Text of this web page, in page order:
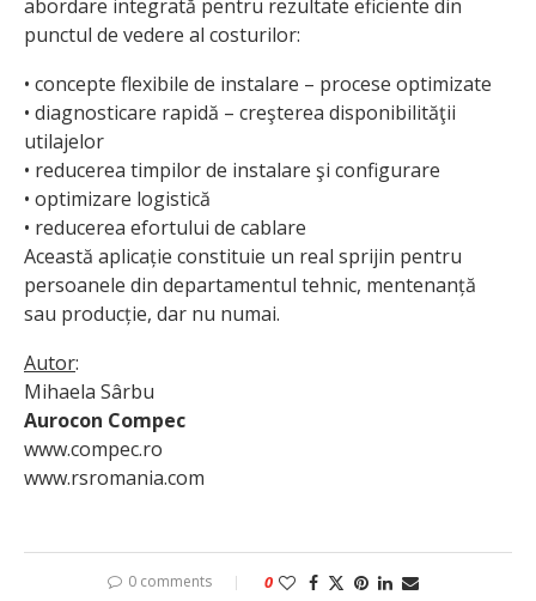
abordare integrată pentru rezultate eficiente din
punctul de vedere al costurilor:
• concepte flexibile de instalare – procese optimizate
• diagnosticare rapidă – creşterea disponibilităţii
utilajelor
• reducerea timpilor de instalare şi configurare
• optimizare logistică
• reducerea efortului de cablare
Această aplicație constituie un real sprijin pentru
persoanele din depar­tamentul tehnic, mentenanță
sau producție, dar nu numai.
Autor:
Mihaela Sârbu
Aurocon Compec
www.compec.ro
www.rsromania.com
0 comments 0